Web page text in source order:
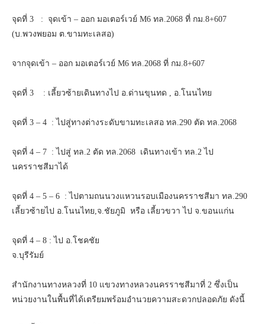
จุดที่ 3 : จุดเข้า – ออก มอเตอร์เวย์ M6 ทล.2068 ที่ กม.8+607
(บ.พวงพยอม ต.ขามทะเลสอ)
จากจุดเข้า – ออก มอเตอร์เวย์ M6 ทล.2068 ที่ กม.8+607
จุดที่ 3 : เลี้ยวซ้ายเดินทางไป อ.ด่านขุนทด , อ.โนนไทย
จุดที่ 3 – 4 : ไปสู่ทางต่างระดับขามทะเลสอ ทล.290 ตัด ทล.2068
จุดที่ 4 – 7 : ไปสู่ ทล.2 ตัด ทล.2068 เดินทางเข้า ทล.2 ไป
นครราชสีมาได้
จุดที่ 4 – 5 – 6 : ไปตามถนนวงแหวนรอบเมืองนครราชสีมา ทล.290
เลี้ยวซ้ายไป อ.โนนไทย,จ.ชัยภูมิ หรือ เลี้ยวขวา ไป จ.ขอนแก่น
จุดที่ 4 – 8 : ไป อ.โชคชัย
จ.บุรีรัม
สำนักงานทางหลวงที่ 10 แขวงทางหลวงนครราชสีมาที่ 2 ซึ่งเป็น
หน่วยงานในพื้นที่ได้เตรียมพร้อมอำนวยความสะดวกปลอดภัย ดังนี้